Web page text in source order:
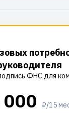
ФНС для
000 ₽/15